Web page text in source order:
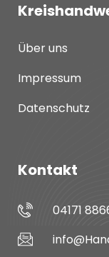
Über uns
Impressum
Datenschutz
Kontakt
04171